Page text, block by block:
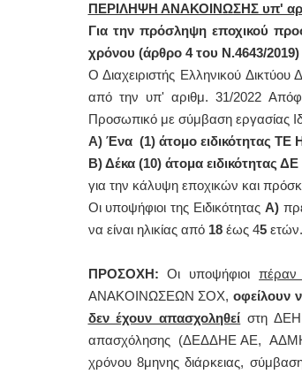
ΠΕΡΙΛΗΨΗ ΑΝΑΚΟΙΝΩΣΗΣ υπ'
Για την πρόσληψη εποχικού
χρόνου (άρθρο 4 του Ν.4643/2019)
Ο Διαχειριστής Ελληνικού
από την υπ' αριθμ. 31/2022
Προσωπικό με σύμβαση εργασίας
Α) Ένα (1) άτομο ειδικότητας ΤΕ
Β) Δέκα (10) άτομα ειδικότητας
για την κάλυψη εποχικών και
Οι υποψήφιοι της Ειδικότητας Α)
να είναι ηλικίας από 18έως 45ετών.
ΠΡΟΣΟΧΗ: Οι υποψήφιοι πέραν
ΑΝΑΚΟΙΝΩΣΕΩΝ ΣΟΧ, οφείλουν
δεν έχουν απασχοληθεί στη
απασχόλησης (ΔΕΔΔΗΕ ΑΕ,
χρόνου 8μηνης διάρκειας,